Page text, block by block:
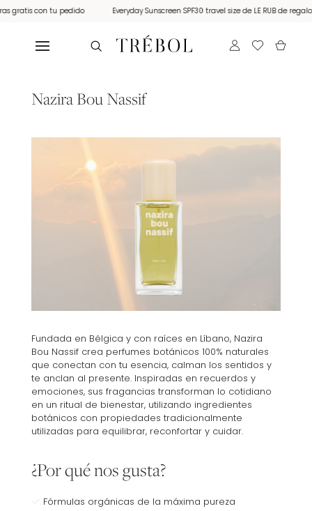
con tu pedido Everyday Sunscreen SPF30 travel size de LE RUB de regalo
Nazira Bou Nassif
Fundada en Bélgica y con raíces en Líbano, Nazira
Bou Nassif crea perfumes botánicos 100% naturales
que conectan con tu esencia, calman los sentidos y
te anclan al presente. Inspiradas en recuerdos y
emociones, sus fragancias transforman lo cotidiano
en un ritual de bienestar, utilizando ingredientes
botánicos con propiedades tradicionalmente
utilizadas para equilibrar, reconfortar y cuidar.
¿Por qué nos gusta?
Fórmulas orgánicas de la máxima pureza